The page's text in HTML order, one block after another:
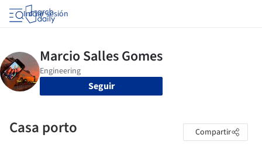
Iniciar sesión
Seguir
Casa porto Compartir